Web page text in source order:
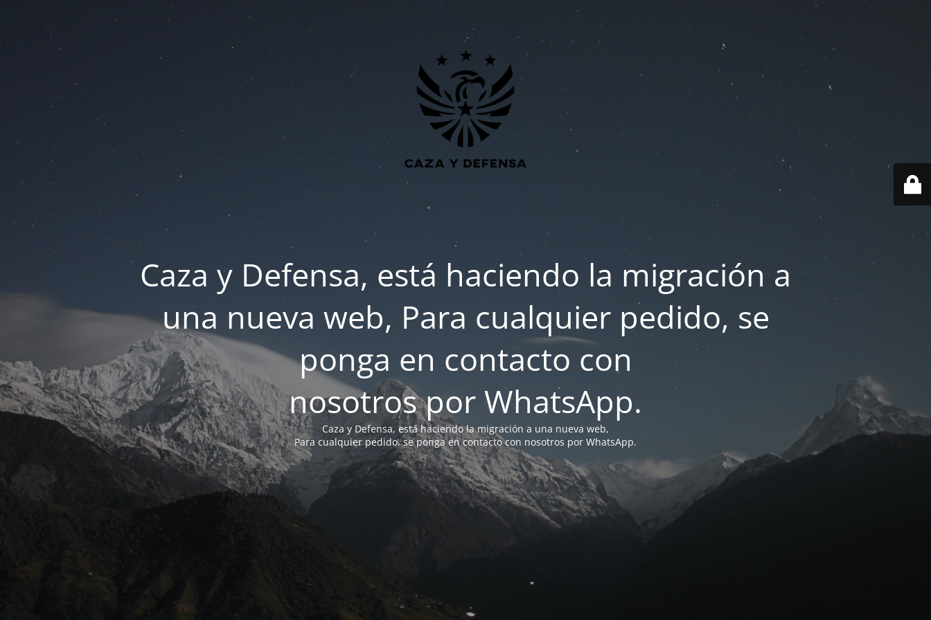
Caza y Defensa, está haciendo la migración a
una nueva web, Para cualquier pedido, se
ponga en contacto con
nosotros por WhatsApp.
Caza y Defensa, está haciendo la migración a una nueva web,
Para cualquier pedido, se ponga en contacto con nosotros por WhatsApp.